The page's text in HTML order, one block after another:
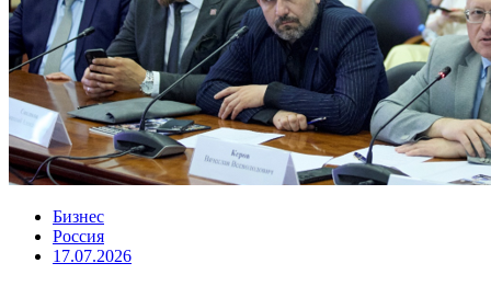
Бизнес
Россия
17.07.2026